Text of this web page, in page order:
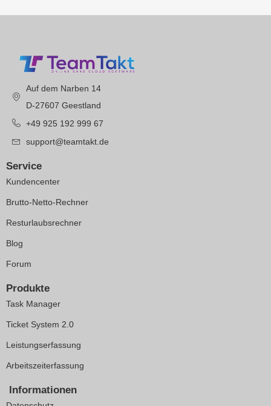
Auf dem Narben 14
D-27607 Geestland
+49 925 192 999 67
support@teamtakt.de
Service
Kundencenter
Brutto-Netto-Rechner
Resturlaubsrechner
Blog
Forum
Produkte
Task Manager
Ticket System 2.0
Leistungserfassung
Arbeitszeiterfassung
Informationen